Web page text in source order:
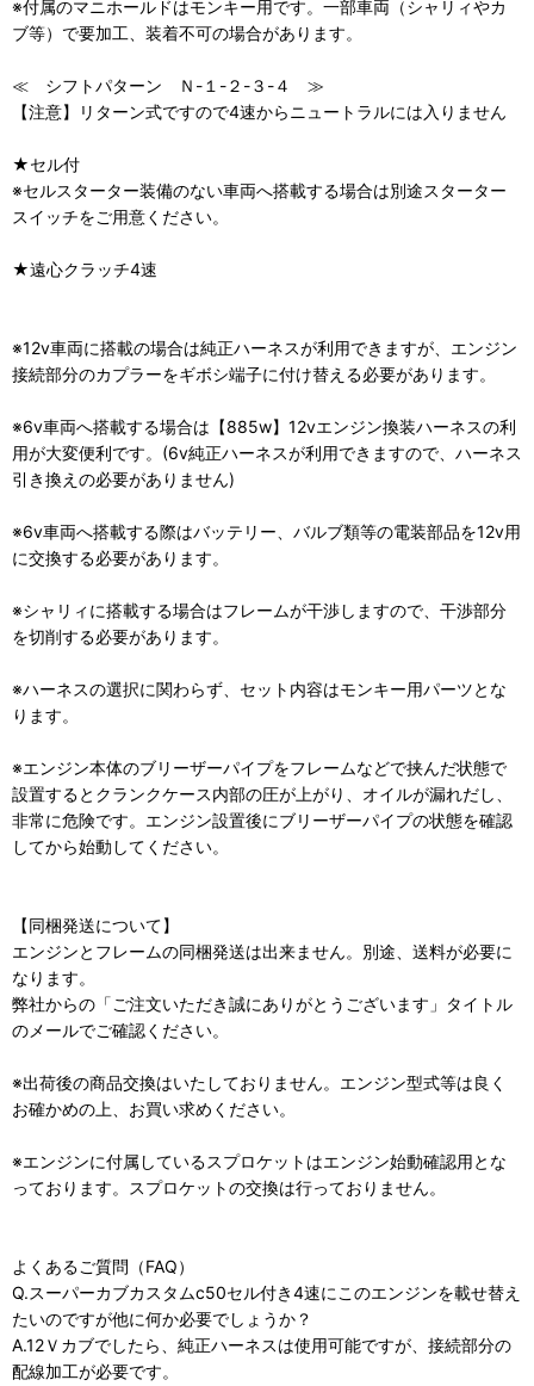
※付属のマニホールドはモンキー用です。一部車両（シャリィやカ
ブ等）で要加工、装着不可の場合があります。
≪ シフトパターン Ｎ-１-２-３-４ ≫
【注意】リターン式ですので4速からニュートラルには入りません
★セル付
※セルスターター装備のない車両へ搭載する場合は別途スターター
スイッチをご用意ください。
★遠心クラッチ4速
※12v車両に搭載の場合は純正ハーネスが利用できますが、エンジン
接続部分のカプラーをギボシ端子に付け替える必要があります。
※6v車両へ搭載する場合は【885w】12vエンジン換装ハーネスの利
用が大変便利です。(6v純正ハーネスが利用できますので、ハーネス
引き換えの必要がありません)
※6v車両へ搭載する際はバッテリー、バルブ類等の電装部品を12v用
に交換する必要があります。
※シャリィに搭載する場合はフレームが干渉しますので、干渉部分
を切削する必要があります。
※ハーネスの選択に関わらず、セット内容はモンキー用パーツとな
ります。
※エンジン本体のブリーザーパイプをフレームなどで挟んだ状態で
設置するとクランクケース内部の圧が上がり、オイルが漏れだし、
非常に危険です。エンジン設置後にブリーザーパイプの状態を確認
してから始動してください。
【同梱発送について】
エンジンとフレームの同梱発送は出来ません。別途、送料が必要に
なります。
弊社からの「ご注文いただき誠にありがとうございます」タイトル
のメールでご確認ください。
※出荷後の商品交換はいたしておりません。エンジン型式等は良く
お確かめの上、お買い求めください。
※エンジンに付属しているスプロケットはエンジン始動確認用とな
っております。スプロケットの交換は行っておりません。
よくあるご質問（FAQ）
Q.スーパーカブカスタムc50セル付き4速にこのエンジンを載せ替え
たいのですが他に何か必要でしょうか？
A.12Ｖカブでしたら、純正ハーネスは使用可能ですが、接続部分の
配線加工が必要です。